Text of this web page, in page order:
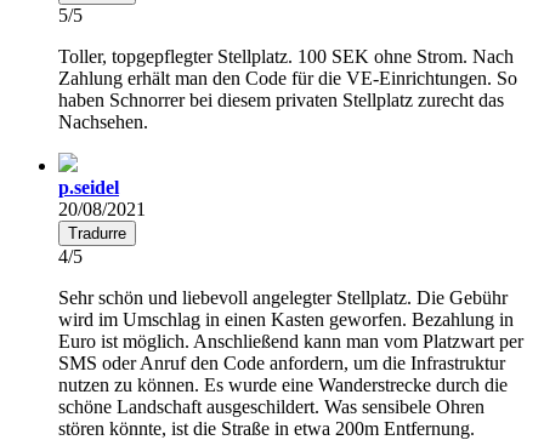
5/5
Toller, topgepflegter Stellplatz. 100 SEK ohne Strom. Nach
Zahlung erhält man den Code für die VE-Einrichtungen. So
haben Schnorrer bei diesem privaten Stellplatz zurecht das
Nachsehen.
p.seidel
20/08/2021
Tradurre
4/5
Sehr schön und liebevoll angelegter Stellplatz. Die Gebühr
wird im Umschlag in einen Kasten geworfen. Bezahlung in
Euro ist möglich. Anschließend kann man vom Platzwart per
SMS oder Anruf den Code anfordern, um die Infrastruktur
nutzen zu können. Es wurde eine Wanderstrecke durch die
schöne Landschaft ausgeschildert. Was sensibele Ohren
stören könnte, ist die Straße in etwa 200m Entfernung.